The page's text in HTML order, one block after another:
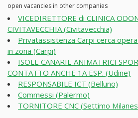
open vacancies in other companies
VICEDIRETTORE di CLINICA
CIVITAVECCHIA (Civitavecchia)
Privatassistenza Carpi cerca
in zona (Carpi)
ISOLE CANARIE ANIMATRICI
CONTATTO ANCHE 1A ESP. (Udine)
RESPONSABILE ICT (Belluno)
Commessi (Palermo)
TORNITORE CNC (Settimo